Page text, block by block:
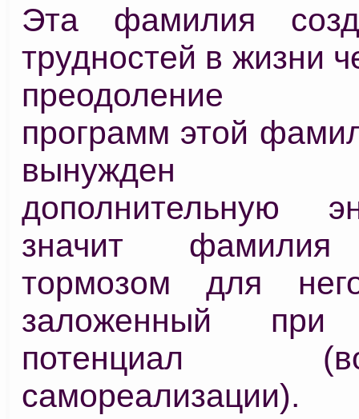
Эта фамилия
трудностей в жизни
преодоление
программ этой
вынужден
дополнительную
значит фамилия
тормозом для
заложенный при
потенциал
самореализации).